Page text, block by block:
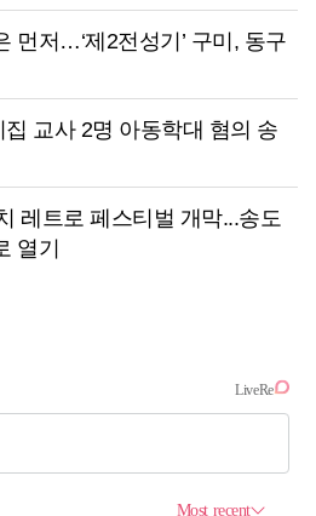
먼저…‘제2전성기’ 구미, 동구
교사 2명 아동학대 혐의 송
레트로 페스티벌 개막...송도
열기